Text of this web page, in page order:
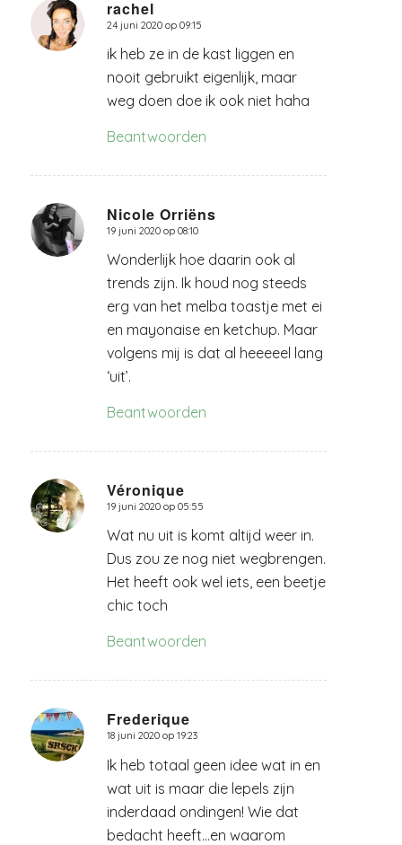
rachel
zegt:
24 juni 2020 op 09:15
ik heb ze in de kast liggen en
nooit gebruikt eigenlijk, maar
weg doen doe ik ook niet haha
Beantwoorden
Nicole Orriëns
zegt:
19 juni 2020 op 08:10
Wonderlijk hoe daarin ook al
trends zijn. Ik houd nog steeds
erg van het melba toastje met ei
en mayonaise en ketchup. Maar
volgens mij is dat al heeeeel lang
‘uit’.
Beantwoorden
Véronique
zegt:
19 juni 2020 op 05:55
Wat nu uit is komt altijd weer in.
Dus zou ze nog niet wegbrengen.
Het heeft ook wel iets, een beetje
chic toch
Beantwoorden
Frederique
zegt:
18 juni 2020 op 19:23
Ik heb totaal geen idee wat in en
wat uit is maar die lepels zijn
inderdaad ondingen! Wie dat
bedacht heeft…en waarom